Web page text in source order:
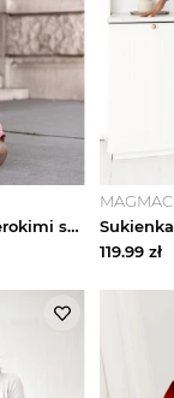
Masełkowy dres z szerokimi spodniami SORGO - pudrowy róż magmac
MAGMAC
119.99 zł